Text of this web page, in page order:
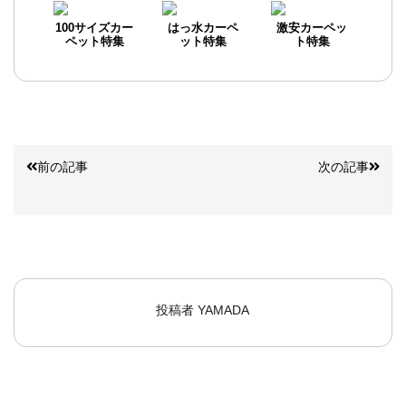
100サイズカー
ペット特集
はっ水カーペ
ット特集
激安カーペッ
ト特集
前の記事 次の記事
投稿者 YAMADA